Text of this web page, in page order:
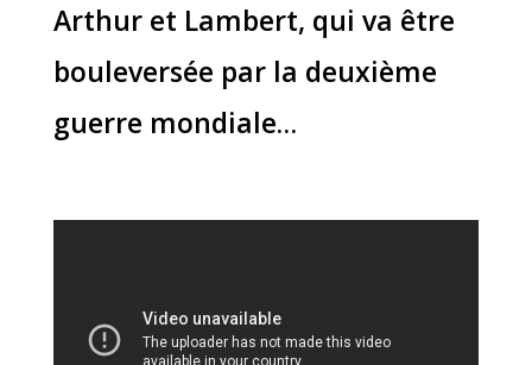
Arthur et Lambert, qui va être
bouleversée par la deuxième
guerre mondiale…